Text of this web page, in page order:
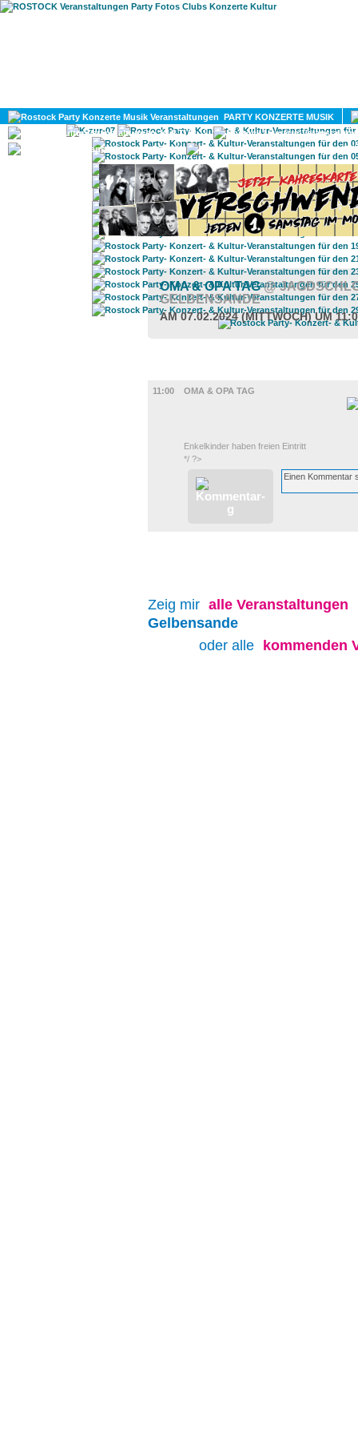
PARTY KONZERTE MUSIK
KULTUR
GAY
OMA & OPA TAG@
GELBENSANDE
AM 07.02.2024 (MITTWOCH) UM
11:00
OMA & OPA TAG
Enkelkinder haben freien Eintritt
*/ ?>
Zeig mir alle Veranstaltungen
Gelbensande
oder alle
kommenden